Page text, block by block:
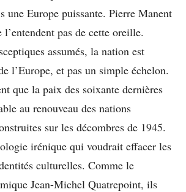
une Europe puissante. Pierre Manent
pas de cette oreille.
assumés, la nation est
l’Europe, et pas un simple échelon.
que la paix des soixante dernières
au renouveau des nations
sur les décombres de 1945.
irénique qui voudrait effacer les
culturelles. Comme le
Jean-Michel Quatrepoint, ils